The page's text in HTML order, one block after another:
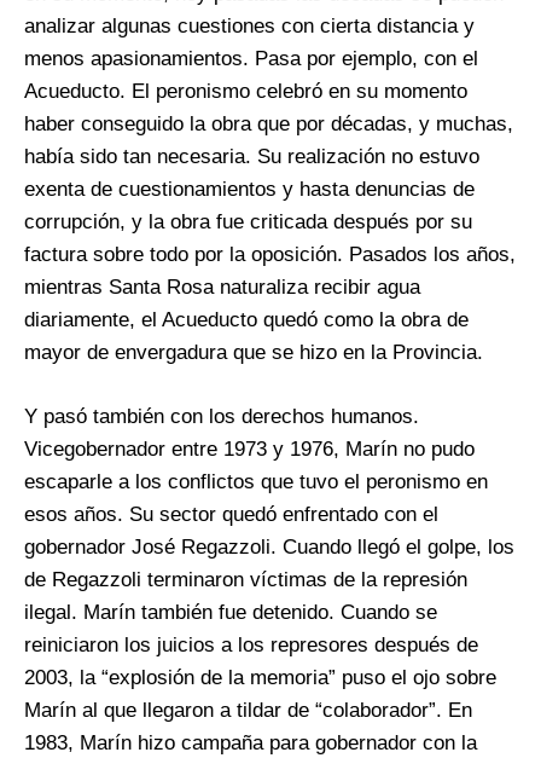
analizar algunas cuestiones con cierta distancia y
menos apasionamientos. Pasa por ejemplo, con el
Acueducto. El peronismo celebró en su momento
haber conseguido la obra que por décadas, y muchas,
había sido tan necesaria. Su realización no estuvo
exenta de cuestionamientos y hasta denuncias de
corrupción, y la obra fue criticada después por su
factura sobre todo por la oposición. Pasados los años,
mientras Santa Rosa naturaliza recibir agua
diariamente, el Acueducto quedó como la obra de
mayor de envergadura que se hizo en la Provincia.
Y pasó también con los derechos humanos.
Vicegobernador entre 1973 y 1976, Marín no pudo
escaparle a los conflictos que tuvo el peronismo en
esos años. Su sector quedó enfrentado con el
gobernador José Regazzoli. Cuando llegó el golpe, los
de Regazzoli terminaron víctimas de la represión
ilegal. Marín también fue detenido. Cuando se
reiniciaron los juicios a los represores después de
2003, la “explosión de la memoria” puso el ojo sobre
Marín al que llegaron a tildar de “colaborador”. En
1983, Marín hizo campaña para gobernador con la